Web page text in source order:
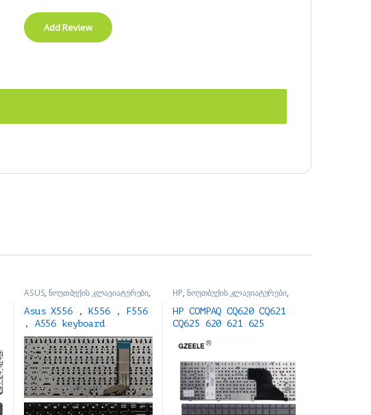
ASUS,ნოუთბუქის კლავიატურები,
ნოუთბუქის ნაწილები და
აქსესუარები
Asus X556 , K556 , F556
, A556 keyboard
-კლავიატურა
HP, ნოუთბუქის კლავიატურები,
ნოუთბუქის ნაწილები და
აქსესუარები
HP COMPAQ CQ620 CQ621
CQ625 620 621 625